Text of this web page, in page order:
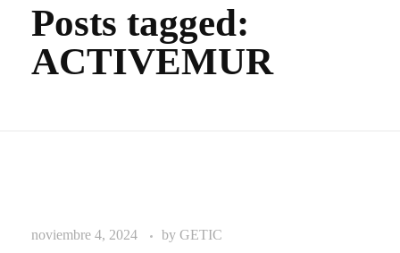
Posts tagged:
ACTIVEMUR
noviembre 4, 2024 by GETIC